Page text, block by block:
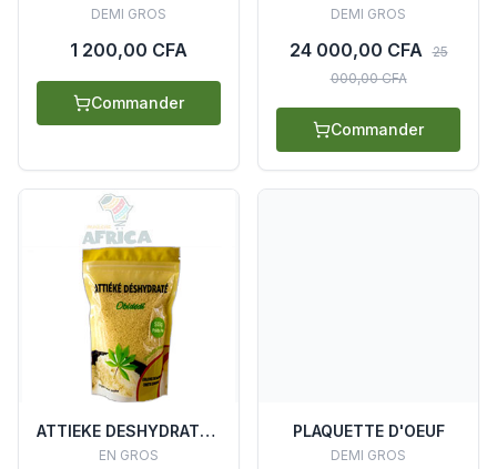
DEMI GROS
1 200,00 CFA
Commander
DEMI GROS
24 000,00 CFA 25
000,00 CFA
Commander
ATTIEKE DESHYDRATE OBIDED 50KG
EN GROS
PLAQUETTE D'OEUF
DEMI GROS